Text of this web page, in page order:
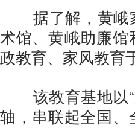
据了解，黄峨
术馆、黄峨助廉
政教育、家风教育
该教育基地以“
轴，串联起全国、